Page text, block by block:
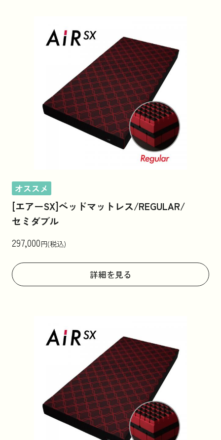
オススメ
[エアーSX]ベッドマットレス/REGULAR/
セミダブル
297,000円(税込)
詳細を見る